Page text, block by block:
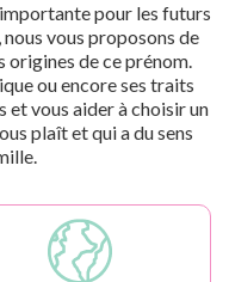
importante pour les futurs
vous proposons de
origines de ce prénom.
ou encore ses traits
et vous aider à choisir un
plaît et qui a du sens